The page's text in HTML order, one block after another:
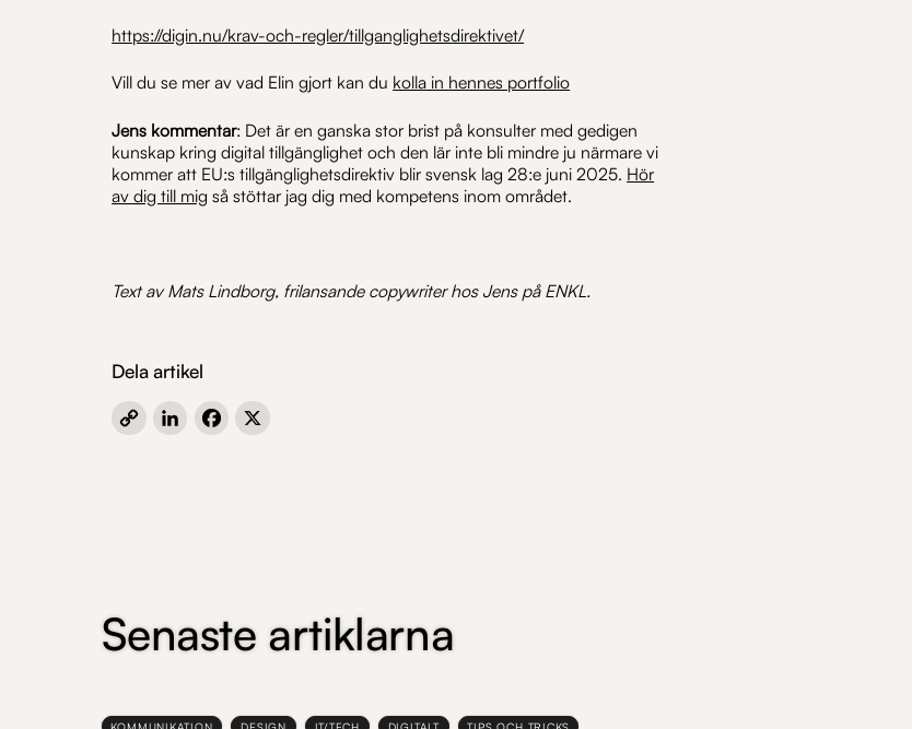
https://digin.nu/krav-och-regler/tillganglighetsdirektivet/
Vill du se mer av vad Elin gjort kan du kolla in hennes portfolio
Jens kommentar: Det är en ganska stor brist på konsulter med gedigen
kunskap kring digital tillgänglighet och den lär inte bli mindre ju närmare vi
kommer att EU:s tillgänglighetsdirektiv blir svensk lag 28:e juni 2025. Hör
av dig till mig så stöttar jag dig med kompetens inom området.
Text av Mats Lindborg, frilansande copywriter hos Jens på ENKL.
Dela artikel
CopyLinkedIn
Facebook
Senaste artiklarna
KOMMUNIKATION DESIGN IT/TECH DIGITALT TIPS OCH TRICKS